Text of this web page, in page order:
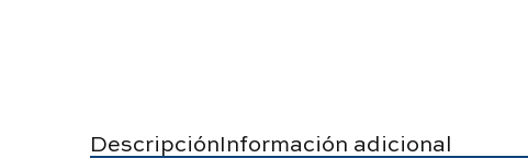
DescripciónInformación adicional